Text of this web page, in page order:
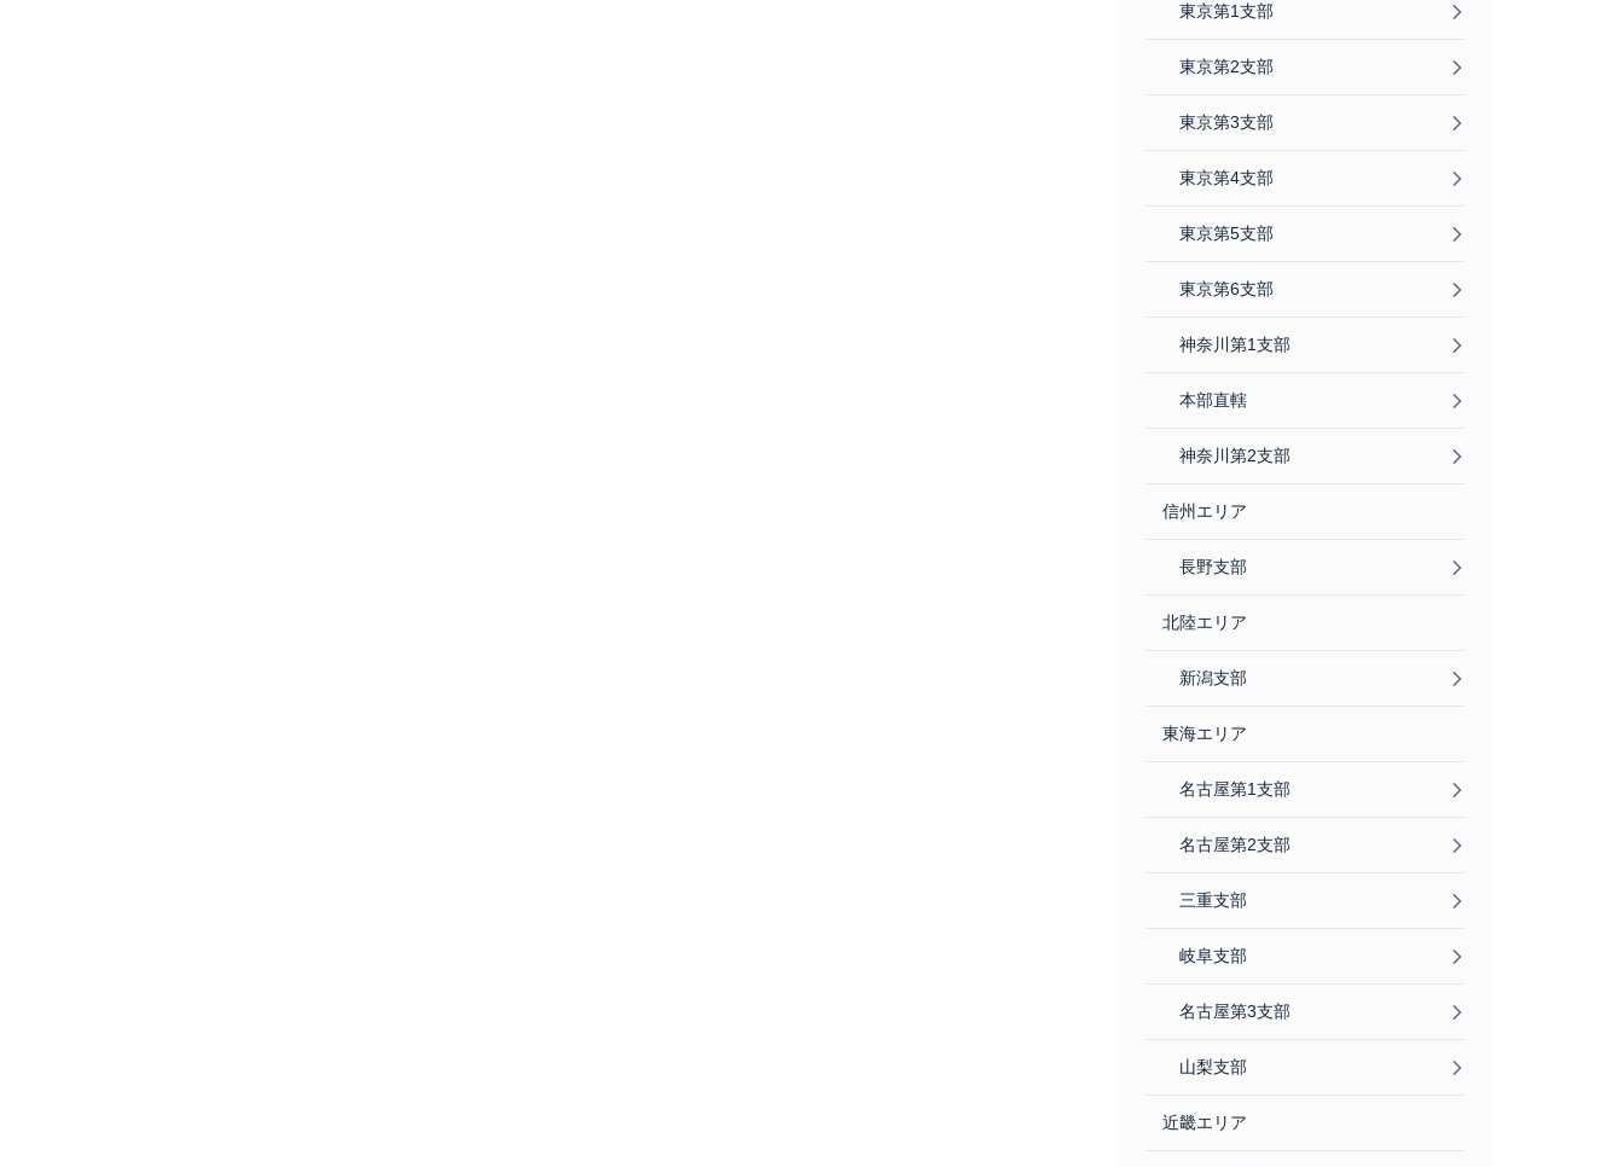
東京第1支部
東京第2支部
東京第3支部
東京第4支部
東京第5支部
東京第6支部
神奈川第1支部
本部直轄
神奈川第2支部
信州エリア
長野支部
北陸エリア
新潟支部
東海エリア
名古屋第1支部
名古屋第2支部
三重支部
岐阜支部
名古屋第3支部
山梨支部
近畿エリア